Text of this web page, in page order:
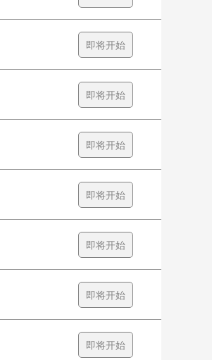
即将开始
即将开始
即将开始
即将开始
即将开始
即将开始
即将开始